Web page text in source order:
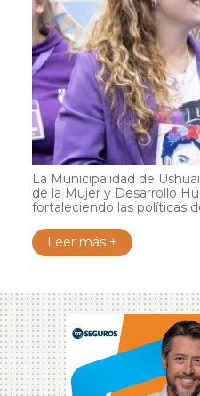
La Municipalidad de
de la Mujer y Desarrollo
fortaleciendo las políticas
Leer más +